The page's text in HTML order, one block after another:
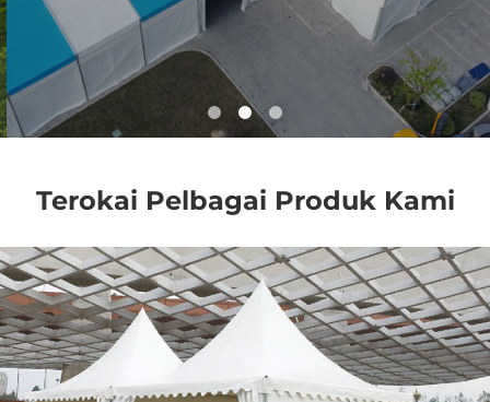
Terokai Pelbagai Produk Kami